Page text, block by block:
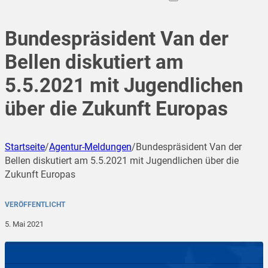
Bundespräsident Van der
Bellen diskutiert am
5.5.2021 mit Jugendlichen
über die Zukunft Europas
Startseite/Agentur-Meldungen/Bundespräsident Van der
Bellen diskutiert am 5.5.2021 mit Jugendlichen über die
Zukunft Europas
VERÖFFENTLICHT
5. Mai 2021